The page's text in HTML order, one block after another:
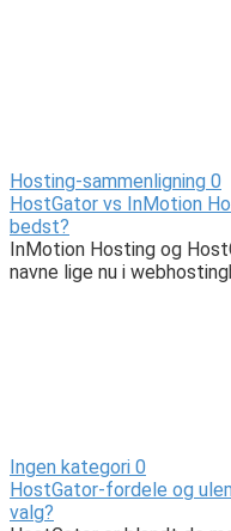
Hosting-sammenligning 0
HostGator vs InMotion
bedst?
InMotion Hosting og
navne lige nu i
Ingen kategori 0
HostGator-fordele og
valg?